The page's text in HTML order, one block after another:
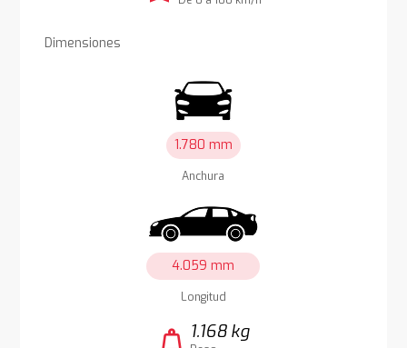
Dimensiones
1.780 mm
Anchura
4.059 mm
Longitud
weight 1.168 kg